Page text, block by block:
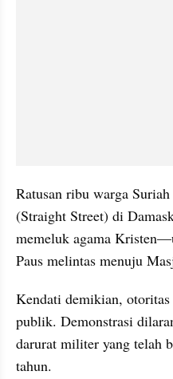
Ratusan ribu warga
(Straight Street) di
memeluk agama
Paus melintas menuju
Kendati demikian,
publik. Demonstrasi
darurat militer yang telah
tahun.